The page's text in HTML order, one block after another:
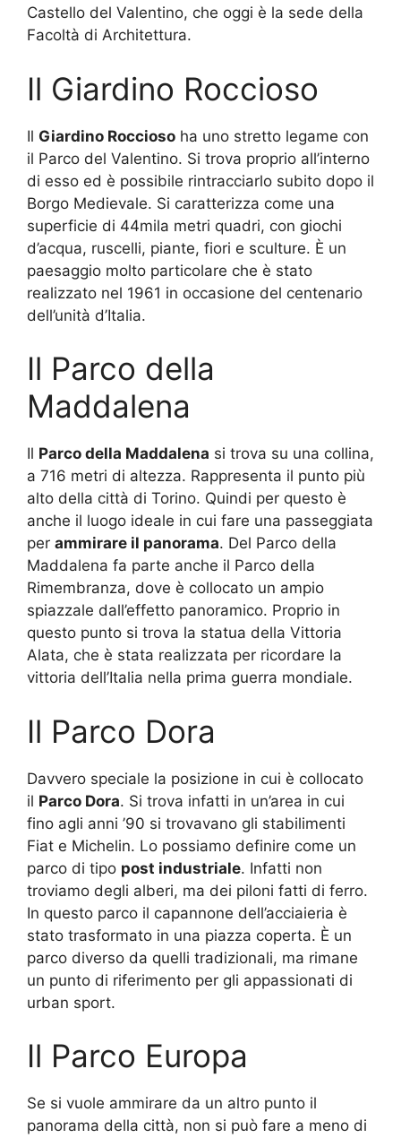
Castello del Valentino, che oggi è la sede della
Facoltà di Architettura.
Il Giardino Roccioso
Il Giardino Roccioso ha uno stretto legame con
il Parco del Valentino. Si trova proprio all’interno
di esso ed è possibile rintracciarlo subito dopo il
Borgo Medievale. Si caratterizza come una
superficie di 44mila metri quadri, con giochi
d’acqua, ruscelli, piante, fiori e sculture. È un
paesaggio molto particolare che è stato
realizzato nel 1961 in occasione del centenario
dell’unità d’Italia.
Il Parco della
Maddalena
Il Parco della Maddalena si trova su una collina,
a 716 metri di altezza. Rappresenta il punto più
alto della città di Torino. Quindi per questo è
anche il luogo ideale in cui fare una passeggiata
per ammirare il panorama. Del Parco della
Maddalena fa parte anche il Parco della
Rimembranza, dove è collocato un ampio
spiazzale dall’effetto panoramico. Proprio in
questo punto si trova la statua della Vittoria
Alata, che è stata realizzata per ricordare la
vittoria dell’Italia nella prima guerra mondiale.
Il Parco Dora
Davvero speciale la posizione in cui è collocato
il Parco Dora. Si trova infatti in un’area in cui
fino agli anni ’90 si trovavano gli stabilimenti
Fiat e Michelin. Lo possiamo definire come un
parco di tipo post industriale. Infatti non
troviamo degli alberi, ma dei piloni fatti di ferro.
In questo parco il capannone dell’acciaieria è
stato trasformato in una piazza coperta. È un
parco diverso da quelli tradizionali, ma rimane
un punto di riferimento per gli appassionati di
urban sport.
Il Parco Europa
Se si vuole ammirare da un altro punto il
panorama della città, non si può fare a meno di